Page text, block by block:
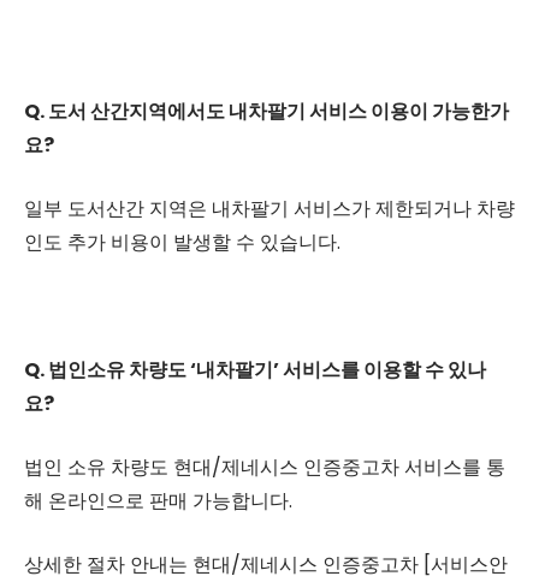
Q. 도서 산간지역에서도 내차팔기 서비스 이용이 가능한가
요?
일부 도서산간 지역은 내차팔기 서비스가 제한되거나 차량
인도 추가 비용이 발생할 수 있습니다.
Q. 법인소유 차량도 ‘내차팔기’ 서비스를 이용할 수 있나
요?
법인 소유 차량도 현대/제네시스 인증중고차 서비스를 통
해 온라인으로 판매 가능합니다.
상세한 절차 안내는 현대/제네시스 인증중고차 [서비스안